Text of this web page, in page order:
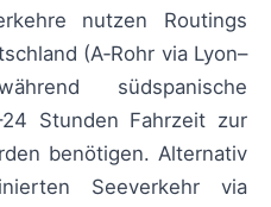
nutzen Routings
(A‑Rohr via Lyon–
südspanische
Stunden Fahrzeit zur
benötigen. Alternativ
Seeverkehr via